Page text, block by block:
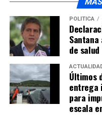
UP NEXT
Determinan prohibición
de Yaldad en Quellón
NO TE PIERDAS
Siete establecimientos
prohibición de
POLÍTICA
de
Últimos
entrega
para
escala